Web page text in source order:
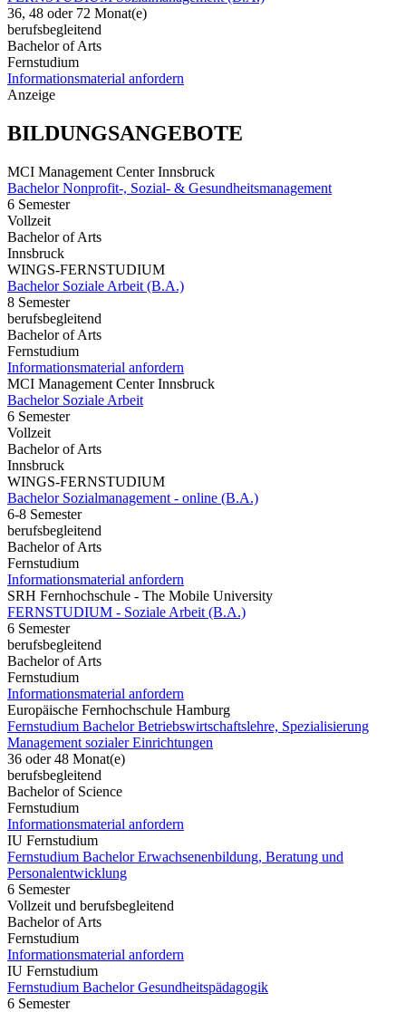
36, 48 oder 72 Monat(e)
berufsbegleitend
Bachelor of Arts
Fernstudium
Informationsmaterial anfordern
Anzeige
BILDUNGSANGEBOTE
MCI Management Center Innsbruck
Bachelor Nonprofit-, Sozial- & Gesundheitsmanagement
6 Semester
Vollzeit
Bachelor of Arts
Innsbruck
WINGS-FERNSTUDIUM
Bachelor Soziale Arbeit (B.A.)
8 Semester
berufsbegleitend
Bachelor of Arts
Fernstudium
Informationsmaterial anfordern
MCI Management Center Innsbruck
Bachelor Soziale Arbeit
6 Semester
Vollzeit
Bachelor of Arts
Innsbruck
WINGS-FERNSTUDIUM
Bachelor Sozialmanagement - online (B.A.)
6-8 Semester
berufsbegleitend
Bachelor of Arts
Fernstudium
Informationsmaterial anfordern
SRH Fernhochschule - The Mobile University
FERNSTUDIUM - Soziale Arbeit (B.A.)
6 Semester
berufsbegleitend
Bachelor of Arts
Fernstudium
Informationsmaterial anfordern
Europäische Fernhochschule Hamburg
Fernstudium Bachelor Betriebswirtschaftslehre, Spezialisierung
Management sozialer Einrichtungen
36 oder 48 Monat(e)
berufsbegleitend
Bachelor of Science
Fernstudium
Informationsmaterial anfordern
IU Fernstudium
Fernstudium Bachelor Erwachsenenbildung, Beratung und
Personalentwicklung
6 Semester
Vollzeit und berufsbegleitend
Bachelor of Arts
Fernstudium
Informationsmaterial anfordern
IU Fernstudium
Fernstudium Bachelor Gesundheitspädagogik
6 Semester